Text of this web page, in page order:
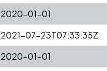
2020-01-01
2021-07-23T07:33:35Z
2020-01-01